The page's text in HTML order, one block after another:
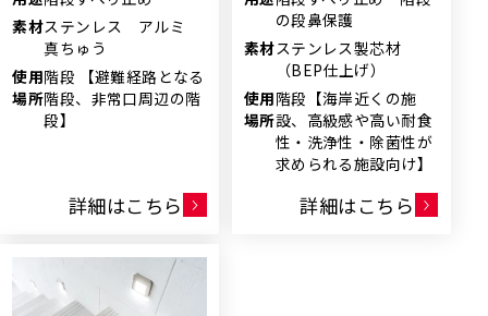
素材ステンレス アルミ
真ちゅう
使用
場所
階段 【避難経路となる
階段、非常口周辺の階
段】
詳細はこちら
の段鼻保護
素材ステンレス製芯材
（BEP仕上げ）
使用
場所
階段【海岸近くの施
設、高級感や高い耐食
性・洗浄性・除菌性が
求められる施設向け】
詳細はこちら